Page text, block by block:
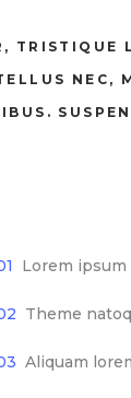
TRISTIQUE
NEC,
Lorem
Theme
Aliquam